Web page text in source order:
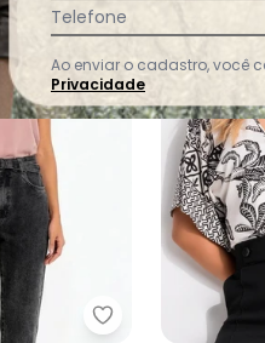
Crepe PlanoQuintess - Blusa
Telefone
Ao enviar o cadastro, você
Privacidade